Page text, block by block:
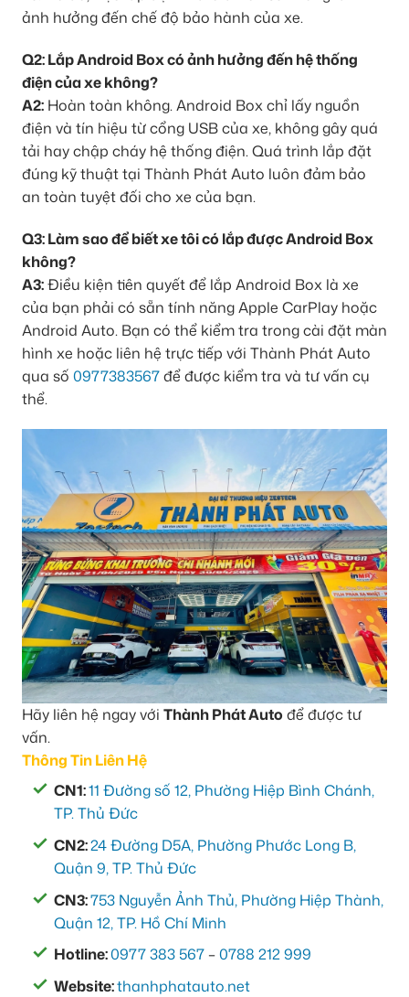
ảnh hưởng đến chế độ bảo hành của xe.
Q2: Lắp Android Box có ảnh hưởng đến hệ thống
điện của xe không?
A2: Hoàn toàn không. Android Box chỉ lấy nguồn
điện và tín hiệu từ cổng USB của xe, không gây quá
tải hay chập cháy hệ thống điện. Quá trình lắp đặt
đúng kỹ thuật tại Thành Phát Auto luôn đảm bảo
an toàn tuyệt đối cho xe của bạn.
Q3: Làm sao để biết xe tôi có lắp được Android Box
không?
A3:Điều kiện tiên quyết để lắp Android Box là xe
của bạn phải có sẵn tính năng Apple CarPlay hoặc
Android Auto. Bạn có thể kiểm tra trong cài đặt màn
hình xe hoặc liên hệ trực tiếp với Thành Phát Auto
qua số 0977383567để được kiểm tra và tư vấn cụ
thể.
Hãy liên hệ ngay với Thành Phát Auto để được tư
vấn.
Thông Tin Liên Hệ
CN1:11 Đường số 12, Phường Hiệp Bình Chánh,
TP. Thủ Đức
CN2:24 Đường D5A, Phường Phước Long B,
Quận 9, TP. Thủ Đức
CN3:753 Nguyễn Ảnh Thủ, Phường Hiệp Thành,
Quận 12, TP. Hồ Chí Minh
Hotline:0977 383 567 –0788 212 999
Website:thanhphatauto.net